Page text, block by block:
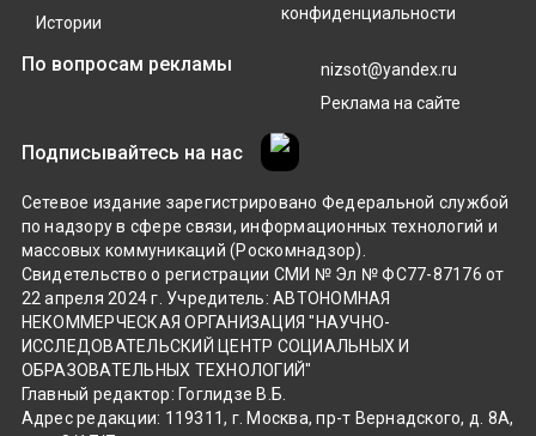
Сетевое издание зарегистрировано Федеральной службой
по надзору в сфере связи, информационных технологий и
массовых коммуникаций (Роскомнадзор).
Свидетельство о регистрации СМИ № Эл № ФС77-87176 от
22 апреля 2024 г. Учредитель: АВТОНОМНАЯ
НЕКОММЕРЧЕСКАЯ ОРГАНИЗАЦИЯ "НАУЧНО-
ИССЛЕДОВАТЕЛЬСКИЙ ЦЕНТР СОЦИАЛЬНЫХ И
ОБРАЗОВАТЕЛЬНЫХ ТЕХНОЛОГИЙ"
Главный редактор: Гоглидзе В.Б.
Адрес редакции: 119311, г. Москва, пр-т Вернадского, д. 8А,
Истории
конфиденциальности
По вопросам рекламы
nizsot@yandex.ru
Реклама на сайте
Подписывайтесь на нас